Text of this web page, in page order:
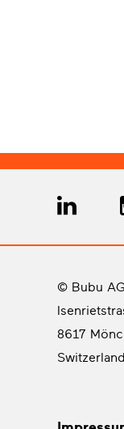
© Bubu AG
8617
Switzerland